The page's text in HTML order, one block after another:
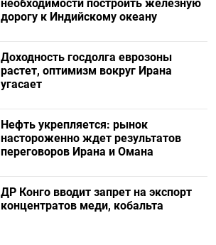
необходимости построить железную
дорогу к Индийскому океану
Доходность госдолга еврозоны
растет, оптимизм вокруг Ирана
угасает
Нефть укрепляется: рынок
настороженно ждет результатов
переговоров Ирана и Омана
ДР Конго вводит запрет на экспорт
концентратов меди, кобальта